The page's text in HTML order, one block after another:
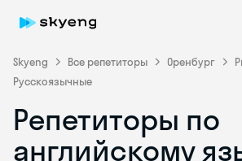
Skyeng Все репетиторы Оренбург
Русскоязычные
Репетиторы по
английскому